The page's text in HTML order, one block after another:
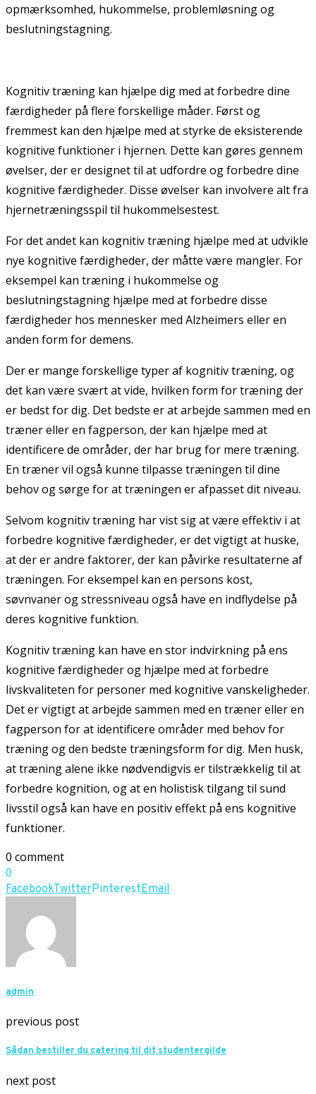
opmærksomhed, hukommelse, problemløsning og
beslutningstagning.
Kognitiv træning kan hjælpe dig med at forbedre dine
færdigheder på flere forskellige måder. Først og
fremmest kan den hjælpe med at styrke de eksisterende
kognitive funktioner i hjernen. Dette kan gøres gennem
øvelser, der er designet til at udfordre og forbedre dine
kognitive færdigheder. Disse øvelser kan involvere alt fra
hjernetræningsspil til hukommelsestest.
For det andet kan kognitiv træning hjælpe med at udvikle
nye kognitive færdigheder, der måtte være mangler. For
eksempel kan træning i hukommelse og
beslutningstagning hjælpe med at forbedre disse
færdigheder hos mennesker med Alzheimers eller en
anden form for demens.
Der er mange forskellige typer af kognitiv træning, og
det kan være svært at vide, hvilken form for træning der
er bedst for dig. Det bedste er at arbejde sammen med en
træner eller en fagperson, der kan hjælpe med at
identificere de områder, der har brug for mere træning.
En træner vil også kunne tilpasse træningen til dine
behov og sørge for at træningen er afpasset dit niveau.
Selvom kognitiv træning har vist sig at være effektiv i at
forbedre kognitive færdigheder, er det vigtigt at huske,
at der er andre faktorer, der kan påvirke resultaterne af
træningen. For eksempel kan en persons kost,
søvnvaner og stressniveau også have en indflydelse på
deres kognitive funktion.
Kognitiv træning kan have en stor indvirkning på ens
kognitive færdigheder og hjælpe med at forbedre
livskvaliteten for personer med kognitive vanskeligheder.
Det er vigtigt at arbejde sammen med en træner eller en
fagperson for at identificere områder med behov for
træning og den bedste træningsform for dig. Men husk,
at træning alene ikke nødvendigvis er tilstrækkelig til at
forbedre kognition, og at en holistisk tilgang til sund
livsstil også kan have en positiv effekt på ens kognitive
funktioner.
0 comment
0
FacebookTwitterPinterestEmail
admin
previous post
Sådan bestiller du catering til dit studentergilde
next post